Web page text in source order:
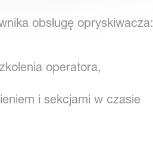
obsługę opryskiwacza:
operatora,
i sekcjami w czasie